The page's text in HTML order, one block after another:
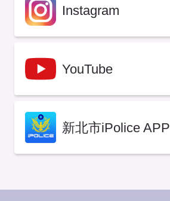
Instagram
YouTube
新北市iPolice APP